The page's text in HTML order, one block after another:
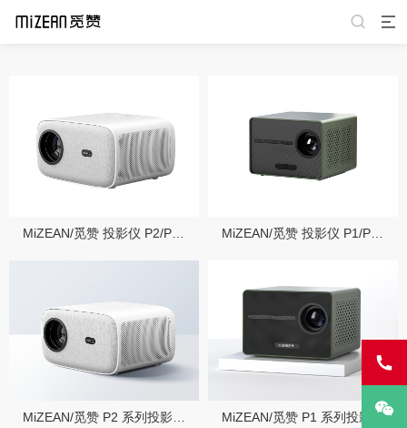
MiZEAN/觅赞 P2 系列投影仪使用指南 MiZEAN/觅赞 P1 系列投影仪使用指南